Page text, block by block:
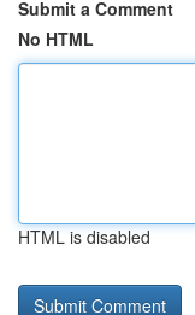
Submit a Comment
No HTML
HTML is disabled